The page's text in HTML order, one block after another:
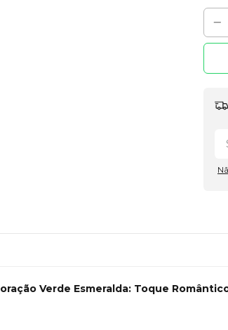
Verde Esmeralda: Toque